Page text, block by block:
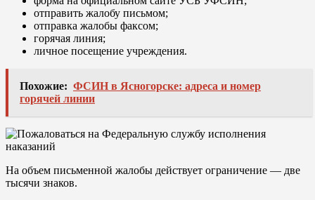
отправить жалобу письмом;
отправка жалобы факсом;
горячая линия;
личное посещение учреждения.
Похожие: ФСИН в Ясногорске: адреса и номер
горячей линии
На объем письменной жалобы действует ограничение — две
тысячи знаков.